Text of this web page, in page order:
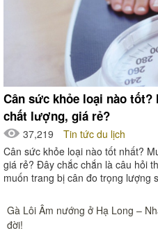
Cân sức khỏe loại nào tốt?
chất lượng, giá rẻ?
37,219
Tin tức du lịch
Cân sức khỏe loại nào tốt nhất?
giá rẻ? Đây chắc chắn là câu hỏi
muốn trang bị cân đo trọng lượng
Gà Lôi Âm nướng ở Hạ Long –
đời!